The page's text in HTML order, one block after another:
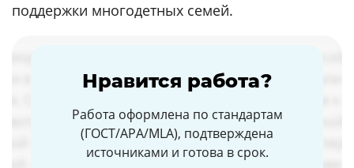
поддержки многодетных семей.
Нравится работа?
Работа оформлена по стандартам
(ГОСТ/APA/MLA), подтверждена
источниками и готова в срок.